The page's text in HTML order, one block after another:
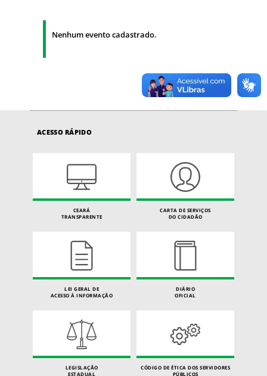
Nenhum evento cadastrado.
ACESSO RÁPIDO
CEARÁ
TRANSPARENTE
CARTA DE SERVIÇOS
DO CIDADÃO
LEI GERAL DE
ACESSO À INFORMAÇÃO
DIÁRIO
OFICIAL
LEGISLAÇÃO
ESTADUAL
CÓDIGO DE ÉTICA DOS SERVIDORES
PÚBLICOS